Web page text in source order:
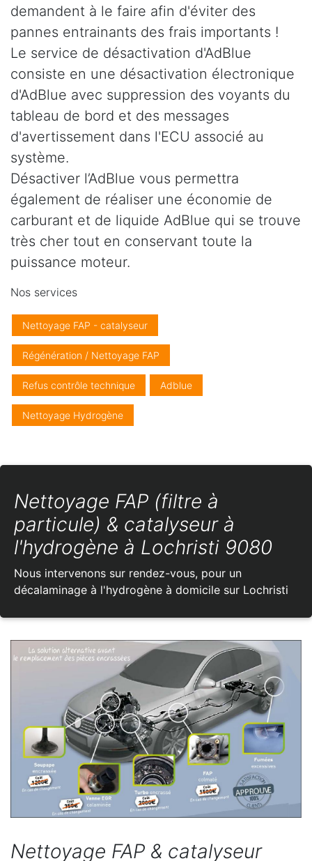
demandent à le faire afin d'éviter des
pannes entrainants des frais importants !
Le service de désactivation d'AdBlue
consiste en une désactivation électronique
d'AdBlue avec suppression des voyants du
tableau de bord et des messages
d'avertissement dans l'ECU associé au
système.
Désactiver l’AdBlue vous permettra
également de réaliser une économie de
carburant et de liquide AdBlue qui se trouve
très cher tout en conservant toute la
puissance moteur.
Nos services
Nettoyage FAP - catalyseur
Régénération / Nettoyage FAP
Refus contrôle technique Adblue
Nettoyage Hydrogène
Nettoyage FAP (filtre à
particule) & catalyseur à
l'hydrogène à Lochristi 9080
Nous intervenons sur rendez-vous, pour un
décalaminage à l'hydrogène à domicile sur Lochristi
Nettoyage FAP & catalyseur